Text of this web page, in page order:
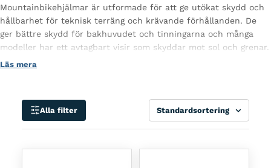
Mountainbikehjälmar är utformade för att ge utökat skydd och
hållbarhet för teknisk terräng och krävande förhållanden. De
ger bättre skydd för bakhuvudet och tinningarna och många
modeller har ett avtagbart visir som skyddar mot sol och grenar.
Bra ventilation och lättviktskonstruktion ger komfort även under
Läs mera
Alla filter
Sortera